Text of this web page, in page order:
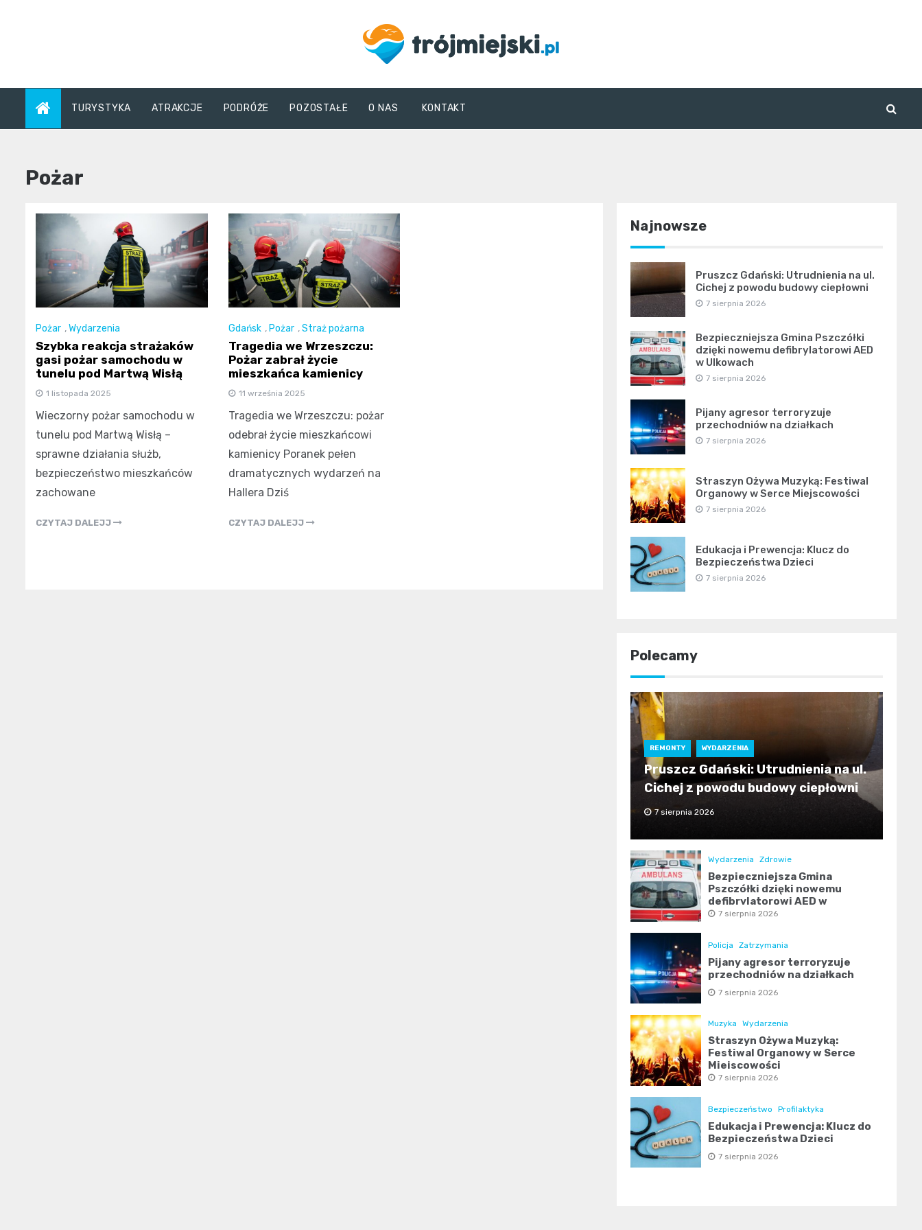
trojmiejski.pl
TURYSTYKA ATRAKCJE PODRÓŻE POZOSTAŁE O NAS KONTAKT
Pożar
Pożar ,Wydarzenia
Szybka reakcja strażaków
gasi pożar samochodu w
tunelu pod Martwą Wisłą
1 listopada 2025
Wieczorny pożar samochodu w
tunelu pod Martwą Wisłą –
sprawne działania służb,
bezpieczeństwo mieszkańców
zachowane
CZYTAJ DALEJJ
Gdańsk , Pożar ,Straż pożarna
Tragedia we Wrzeszczu:
Pożar zabrał życie
mieszkańca kamienicy
11 września 2025
Tragedia we Wrzeszczu: pożar
odebrał życie mieszkańcowi
kamienicy Poranek pełen
dramatycznych wydarzeń na
Hallera Dziś
CZYTAJ DALEJJ
Najnowsze
Pruszcz Gdański: Utrudnienia na ul.
Cichej z powodu budowy ciepłowni
7 sierpnia 2026
Bezpieczniejsza Gmina Pszczółki
dzięki nowemu defibrylatorowi AED
w Ulkowach
7 sierpnia 2026
Pijany agresor terroryzuje
przechodniów na działkach
7 sierpnia 2026
Straszyn Ożywa Muzyką: Festiwal
Organowy w Serce Miejscowości
7 sierpnia 2026
Edukacja i Prewencja: Klucz do
Bezpieczeństwa Dzieci
7 sierpnia 2026
Polecamy
REMONTY WYDARZENIA
Pruszcz Gdański: Utrudnienia na ul.
Cichej z powodu budowy ciepłowni
7 sierpnia 2026
Wydarzenia Zdrowie
Bezpieczniejsza Gmina
Pszczółki dzięki nowemu
defibrylatorowi AED w
Ulkowach
7 sierpnia 2026
Policja Zatrzymania
Pijany agresor terroryzuje
przechodniów na działkach
7 sierpnia 2026
Muzyka Wydarzenia
Straszyn Ożywa Muzyką:
Festiwal Organowy w Serce
Miejscowości
7 sierpnia 2026
Bezpieczeństwo Profilaktyka
Edukacja i Prewencja: Klucz do
Bezpieczeństwa Dzieci
7 sierpnia 2026